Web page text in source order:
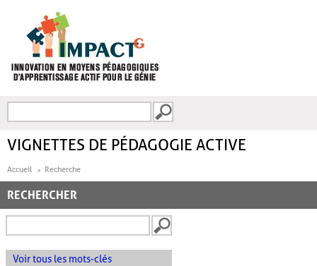
FORMULAIRE DE
VIGNETTES DE PÉDAGOGIE ACTIVE
Accueil Recherche
RECHERCHER
Voir tous les mots-clés